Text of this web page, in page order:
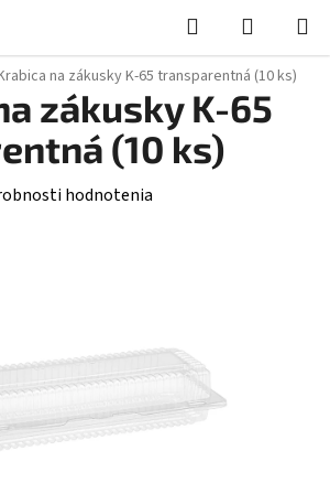
Hľadať
KOŠÍK
na zákusky K-65 transparentná (10 ks)
zákusky K-65
(10 ks)
hodnotenia